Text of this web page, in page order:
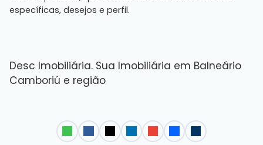
específicas, desejos e perfil.
Desc Imobiliária. Sua Imobiliária em Balneário
Camboriú e região